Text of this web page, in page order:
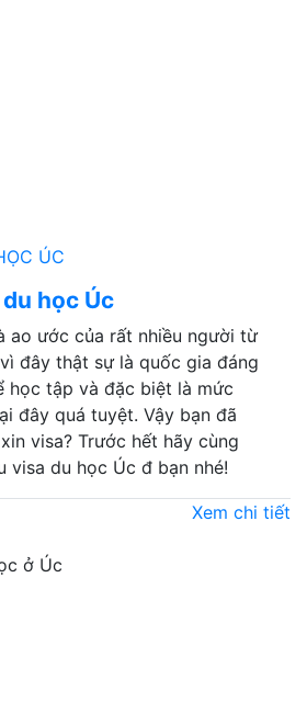
ÚC
học Úc
ao ước của rất nhiều người từ
đây thật sự là quốc gia đáng
học tập và đặc biệt là mức
đây quá tuyệt. Vậy bạn đã
visa? Trước hết hãy cùng
visa du học Úc đ bạn nhé!
Xem chi tiết